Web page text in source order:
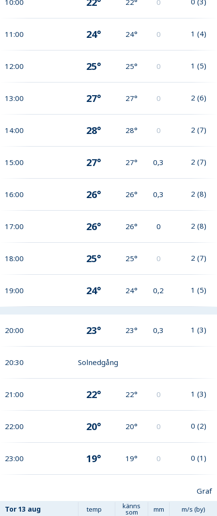
10:00 22° 0
11:00 24° 24° 0 1 (4)
12:00 25° 25° 0 1 (5)
13:00 27° 27° 0 2 (6)
14:00 28° 28° 0 2 (7)
15:00 27° 27° 0,3 2 (7)
16:00 26° 26° 0,3 2 (8)
17:00 26° 26° 0 2 (8)
18:00 25° 25° 0 2 (7)
19:00 24° 24° 0,2 1 (5)
20:00 23° 23° 0,3 1 (3)
20:30 Solnedgång
21:00 22° 22° 0 1 (3)
22:00 20° 20° 0 0 (2)
23:00 19° 19° 0 0 (1)
Graf
Tor 13 aug temp känns
som mm m/s (by)